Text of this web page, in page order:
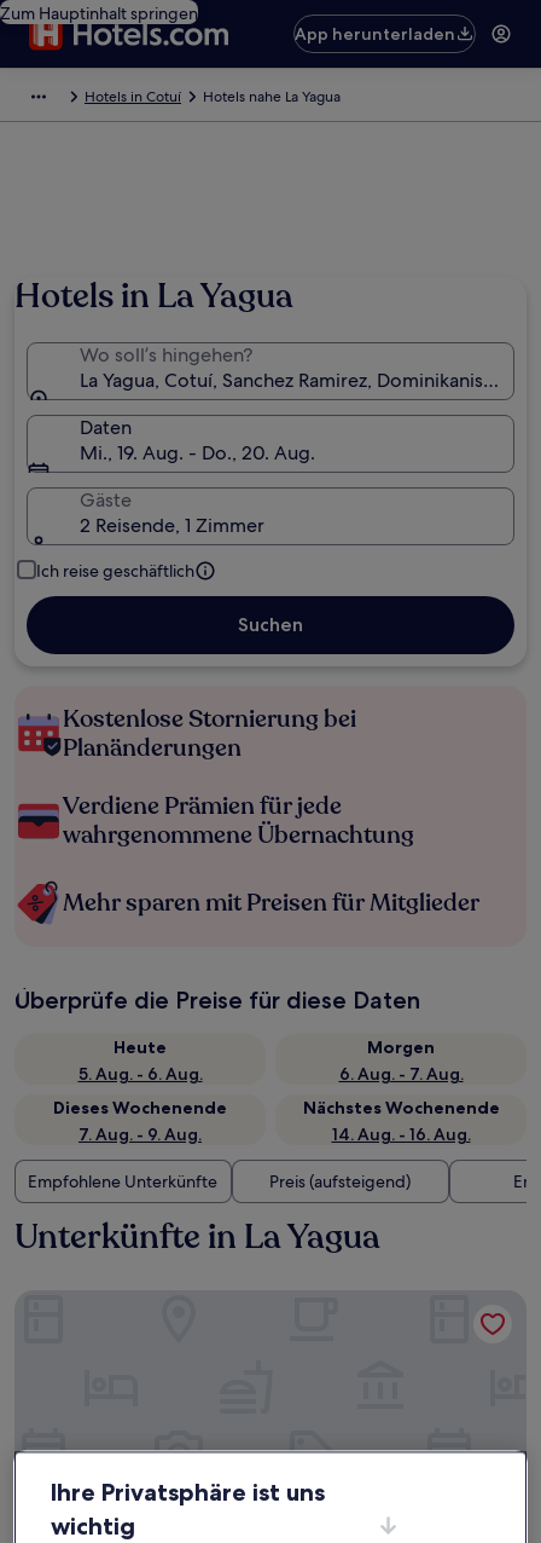
Zum Hauptinhalt springen
App herunterladen
Hotels in Cotuí Hotels nahe La Yagua
Hotels in La Yagua
Wo soll’s hingehen?
La Yagua, Cotuí, Sanchez Ramirez, Dominikanische
Daten
Mi., 19. Aug. - Do., 20. Aug.
Gäste
2 Reisende, 1 Zimmer
Ich reise geschäftlich
Suchen
Kostenlose Stornierung bei
Planänderungen
Verdiene Prämien für jede
wahrgenommene Übernachtung
Mehr sparen mit Preisen für Mitglieder
Überprüfe die Preise für diese Daten
Heute
5. Aug. - 6. Aug.
Morgen
6. Aug. - 7. Aug.
Dieses Wochenende
7. Aug. - 9. Aug.
Nächstes Wochenende
14. Aug. - 16. Aug.
Empfohlene Unterkünfte Preis (aufsteigend)
Unterkünfte in La Yagua
Ihre Privatsphäre ist uns
wichtig